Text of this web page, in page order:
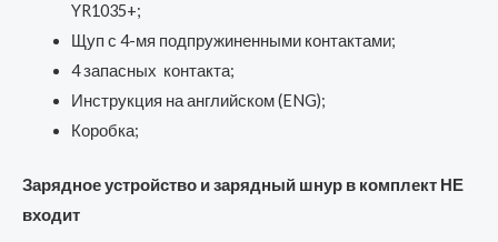
YR1035+;
Щуп с 4-мя подпружиненными контактами;
4 запасных контакта;
Инструкция на английском (ENG);
Коробка;
Зарядное устройство и зарядный шнур в комплект НЕ
входит